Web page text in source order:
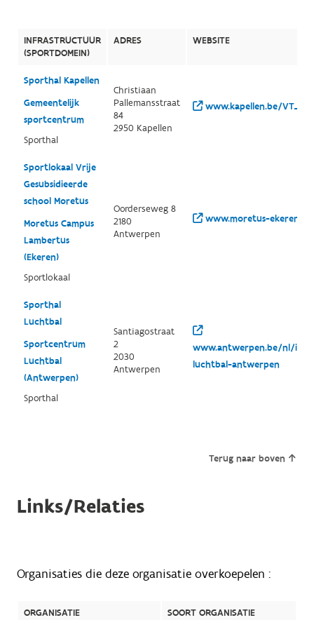
INFRASTRUCTUUR
(SPORTDOMEIN)
ADRES WEBSITE
Sporthal Kapellen
Gemeentelijk
sportcentrum
Sporthal
Christiaan
Pallemansstraat
84
2950 Kapellen
www.kapellen.be/
Sportlokaal Vrije
Gesubsidieerde
school Moretus
Moretus Campus
Lambertus
(Ekeren)
Sportlokaal
Oorderseweg 8
2180
Antwerpen
www.moretus-
Sporthal
Luchtbal
Sportcentrum
Luchtbal
(Antwerpen)
Sporthal
Santiagostraat
2
2030
Antwerpen
www.antwerpen.be/nl/info/
luchtbal-antwerpen
Terug naar boven
Links/Relaties
Organisaties die deze organisatie overkoepelen :
ORGANISATIE
SOORT ORGANISATIE